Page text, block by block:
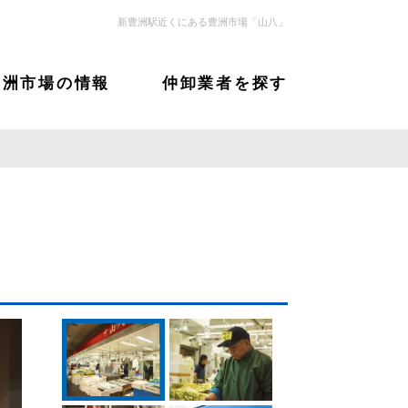
新豊洲駅近くにある豊洲市場「山八」
市場の情報 仲卸業者を探す
サムネイル：山八1